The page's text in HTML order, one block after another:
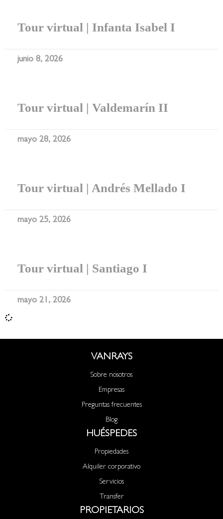
Tour virtual | Infanta Isabel I
junio 8, 2026
Tour virtual | Valdemarín II
mayo 28, 2026
Tour virtual | Andrés Mellado I
mayo 25, 2026
Tour virtual | Santiago I
mayo 21, 2026
VANRAYS
Sobre nosotros
Empresas
Preguntas frecuentes
Blog
HUÉSPEDES
Propiedades
Alquiler corporativo
Servicios
Transfer
PROPIETARIOS